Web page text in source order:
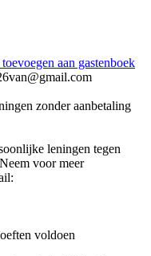
aan gastenboek
zonder aanbetaling
leningen tegen
voor meer
voldoen